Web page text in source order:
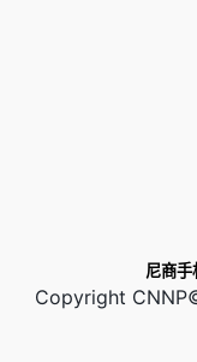
尼商手
Copyright